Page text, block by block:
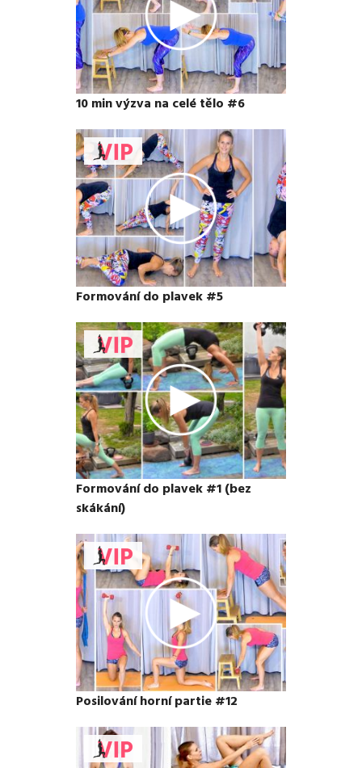
10 min výzva na celé tělo #6
Formování do plavek #5
Formování do plavek #1 (bez
skákání)
Posilování horní partie #12